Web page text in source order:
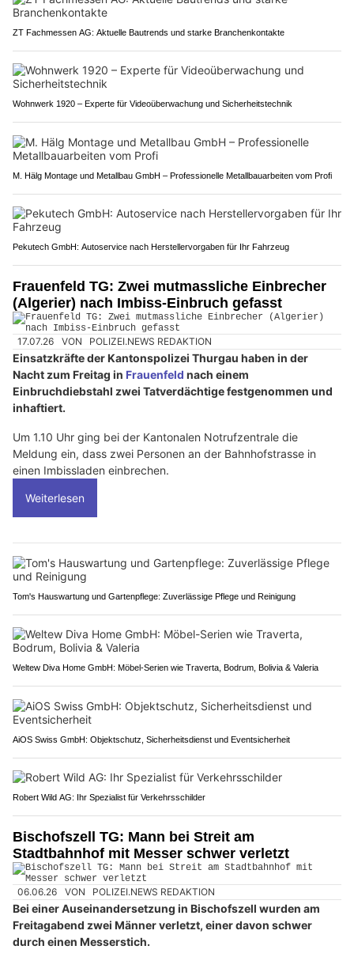
ZT Fachmessen AG: Aktuelle Bautrends und starke Branchenkontakte
Wohnwerk 1920 – Experte für Videoüberwachung und Sicherheitstechnik
M. Hälg Montage und Metallbau GmbH – Professionelle Metallbauarbeiten vom Profi
Pekutech GmbH: Autoservice nach Herstellervorgaben für Ihr Fahrzeug
Frauenfeld TG: Zwei mutmassliche Einbrecher
(Algerier) nach Imbiss-Einbruch gefasst
17.07.26 VON POLIZEI.NEWS REDAKTION
Einsatzkräfte der Kantonspolizei Thurgau haben in der
Nacht zum Freitag in Frauenfeld nach einem
Einbruchdiebstahl zwei Tatverdächtige festgenommen und
inhaftiert.
Um 1.10 Uhr ging bei der Kantonalen Notrufzentrale die
Meldung ein, dass zwei Personen an der Bahnhofstrasse in
einen Imbissladen einbrechen.
Weiterlesen
Tom's Hauswartung und Gartenpflege: Zuverlässige Pflege und Reinigung
Weltew Diva Home GmbH: Möbel-Serien wie Traverta, Bodrum, Bolivia & Valeria
AiOS Swiss GmbH: Objektschutz, Sicherheitsdienst und Eventsicherheit
Robert Wild AG: Ihr Spezialist für Verkehrsschilder
Bischofszell TG: Mann bei Streit am
Stadtbahnhof mit Messer schwer verletzt
06.06.26 VON POLIZEI.NEWS REDAKTION
Bei einer Auseinandersetzung in Bischofszell wurden am
Freitagabend zwei Männer verletzt, einer davon schwer
durch einen Messerstich.